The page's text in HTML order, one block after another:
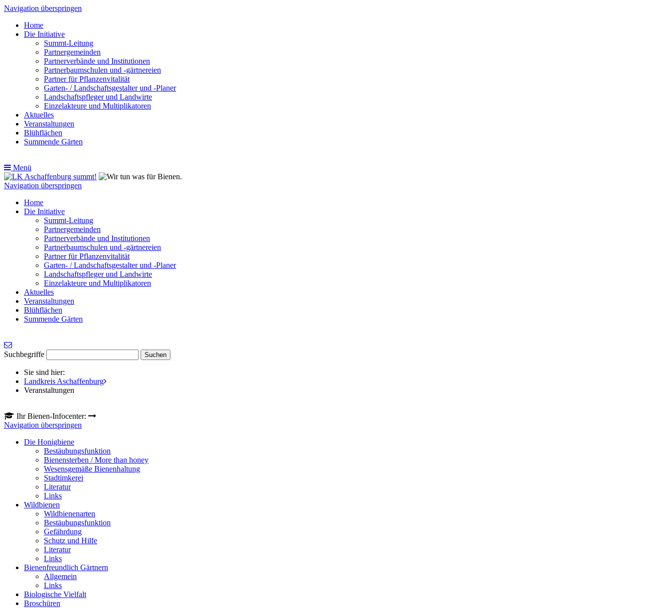
Navigation überspringen
Home
Die Initiative
Summt-Leitung
Partnergemeinden
Partnerverbände und Institutionen
Partnerbaumschulen und -gärtnereien
Partner für Pflanzenvitalität
Garten- / Landschaftsgestalter und -Planer
Landschaftspfleger und Landwirte
Einzelakteure und Multiplikatoren
Aktuelles
Veranstaltungen
Blühflächen
Summende Gärten
Menü
Navigation überspringen
Home
Die Initiative
Summt-Leitung
Partnergemeinden
Partnerverbände und Institutionen
Partnerbaumschulen und -gärtnereien
Partner für Pflanzenvitalität
Garten- / Landschaftsgestalter und -Planer
Landschaftspfleger und Landwirte
Einzelakteure und Multiplikatoren
Aktuelles
Veranstaltungen
Blühflächen
Summende Gärten
Suchbegriffe
Sie sind hier:
Landkreis Aschaffenburg
Veranstaltungen
Ihr Bienen-Infocenter:
Navigation überspringen
Die Honigbiene
Bestäubungsfunktion
Bienensterben / More than honey
Wesensgemäße Bienenhaltung
Stadtimkerei
Literatur
Links
Wildbienen
Wildbienenarten
Bestäubungsfunktion
Gefährdung
Schutz und Hilfe
Literatur
Links
Bienenfreundlich Gärtnern
Allgemein
Links
Biologische Vielfalt
Broschüren